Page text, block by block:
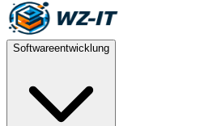
Softwareentwicklung